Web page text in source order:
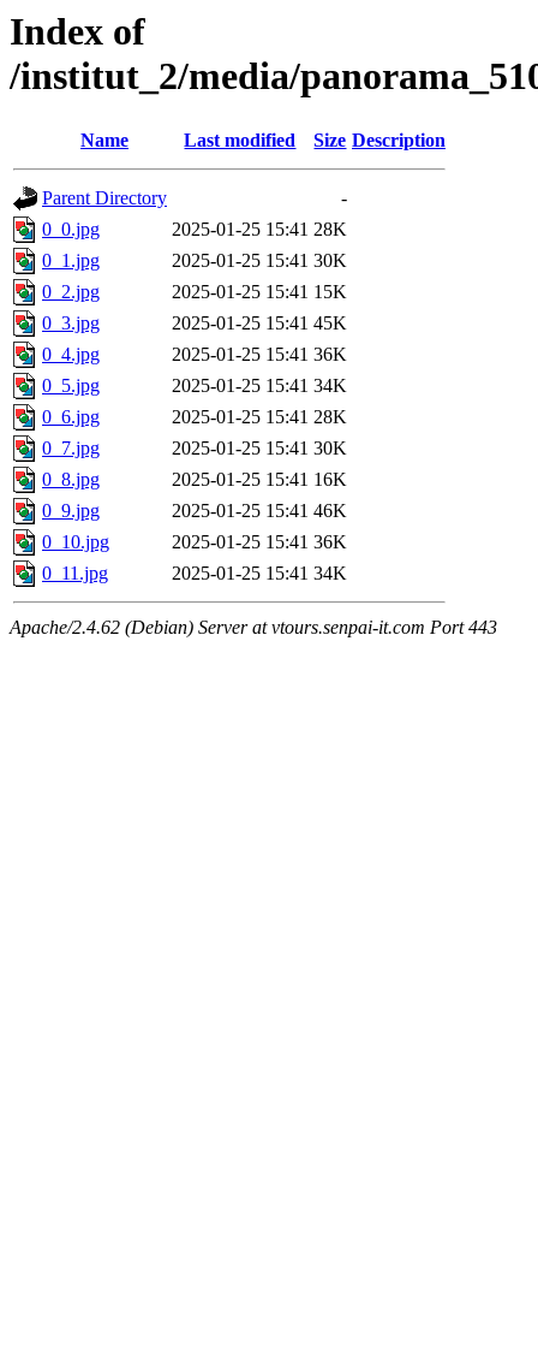
Index of
/institut_2/media/
Name Last modified Size Description
Parent Directory
-
0_0.jpg
2025-01-25 15:41 28K
0_1.jpg
2025-01-25 15:41 30K
0_2.jpg
2025-01-25 15:41 15K
0_3.jpg
2025-01-25 15:41 45K
0_4.jpg
2025-01-25 15:41 36K
0_5.jpg
2025-01-25 15:41 34K
0_6.jpg
2025-01-25 15:41 28K
0_7.jpg
2025-01-25 15:41 30K
0_8.jpg
2025-01-25 15:41 16K
0_9.jpg
2025-01-25 15:41 46K
0_10.jpg
2025-01-25 15:41 36K
0_11.jpg
2025-01-25 15:41 34K
Apache/2.4.62 (Debian) Server at vtours.senpai-it.com Port 443